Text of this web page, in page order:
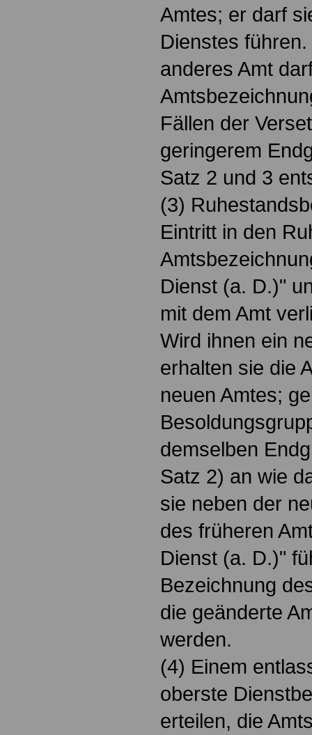
Amtes; er darf
Dienstes
anderes Amt
Fällen der
geringerem
Satz 2 und 3
(3)
Eintritt in den
Dienst (a. D.)"
mit dem Amt
Wird ihnen ein
erhalten sie die
neuen Amtes;
demselben
Satz 2) an wie
sie neben der
des früheren
Dienst (a. D.)"
Bezeichnung
die geänderte
werden.
(4) Einem
oberste
erteilen, die